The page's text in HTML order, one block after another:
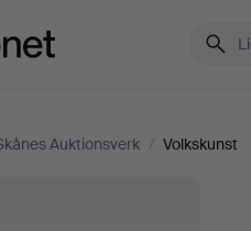
Auktionsverk / Volkskunst